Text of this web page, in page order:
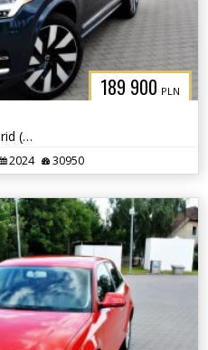
189 900 PLN
Kamera 360 7osób Plug-in Hybrid (Recharge) Elektryczna Klapa
2024 30950